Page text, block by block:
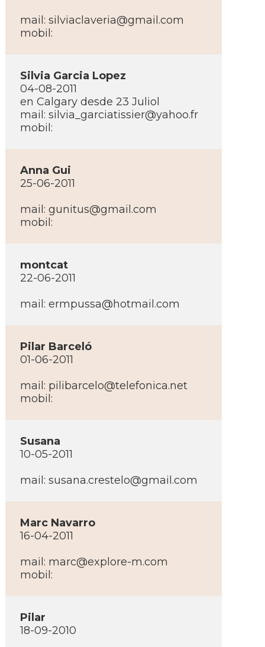
mail: silviaclaveria@gmail.com
mobil:
Silvia Garcia Lopez
04-08-2011
en Calgary desde 23 Juliol
mail: silvia_garciatissier@yahoo.fr
mobil:
Anna Gui
25-06-2011
mail: gunitus@gmail.com
mobil:
montcat
22-06-2011
mail: ermpussa@hotmail.com
Pilar Barceló
01-06-2011
mail: pilibarcelo@telefonica.net
mobil:
Susana
10-05-2011
mail: susana.crestelo@gmail.com
Marc Navarro
16-04-2011
mail: marc@explore-m.com
mobil:
Pilar
18-09-2010